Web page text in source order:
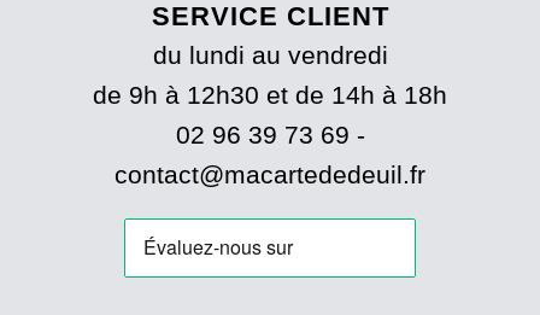
SERVICE CLIENT
du lundi au vendredi
de 9h à 12h30 et de 14h à 18h
02 96 39 73 69 -
contact@macartededeuil.fr